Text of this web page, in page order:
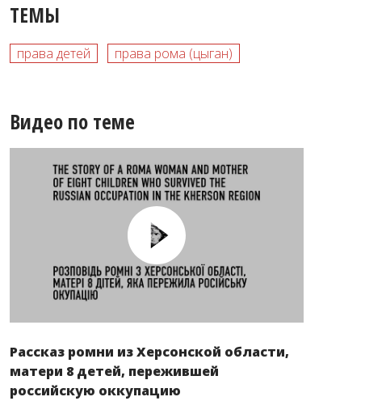
ТЕМЫ
права детей права рома (цыган)
Видео по теме
Рассказ ромни из Херсонской области,
матери 8 детей, пережившей
российскую оккупацию